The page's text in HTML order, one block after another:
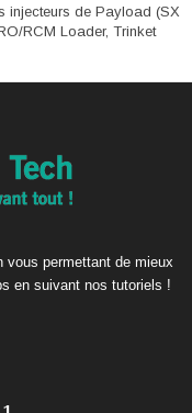
injecteurs de Payload (SX
RCM Loader, Trinket
vous permettant de mieux
en suivant nos tutoriels !